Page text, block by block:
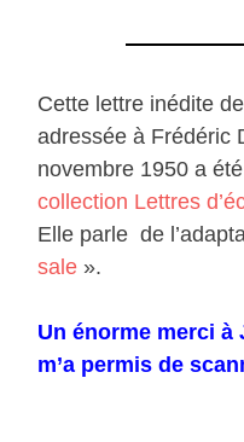
Cette lettre inédite
adressée à Frédéric
novembre 1950 a
collection Lettres
Elle parle de
sale ».
Un énorme merci à
m’a permis de